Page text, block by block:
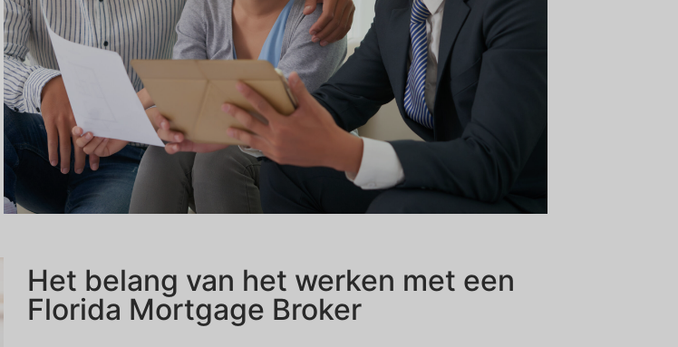
Het belang van het werken met een
Florida Mortgage Broker